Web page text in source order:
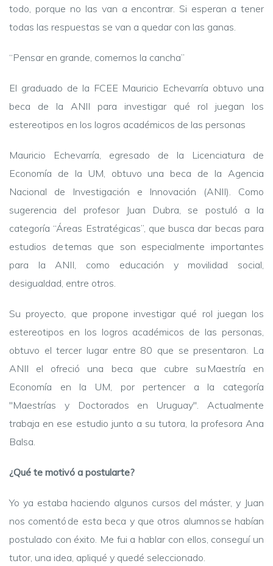
todo, porque no las van a encontrar. Si esperan a tener
todas las respuestas se van a quedar con las ganas.
“Pensar en grande, comernos la cancha”
El graduado de la FCEE Mauricio Echevarría obtuvo una
beca de la ANII para investigar qué rol juegan los
estereotipos en los logros académicos de las personas
Mauricio Echevarría, egresado de la Licenciatura de
Economía de la UM, obtuvo una beca de la Agencia
Nacional de Investigación e Innovación (ANII). Como
sugerencia del profesor Juan Dubra, se postuló a la
categoría “Áreas Estratégicas”, que busca dar becas para
estudios de temas que son especialmente importantes
para la ANII, como educación y movilidad social,
desigualdad, entre otros.
Su proyecto, que propone investigar qué rol juegan los
estereotipos en los logros académicos de las personas,
obtuvo el tercer lugar entre 80 que se presentaron. La
ANII el ofreció una beca que cubre su Maestría en
Economía en la UM, por pertencer a la categoría
"Maestrías y Doctorados en Uruguay". Actualmente
trabaja en ese estudio junto a su tutora, la profesora Ana
Balsa.
¿Qué te motivó a postularte?
Yo ya estaba haciendo algunos cursos del máster, y Juan
nos comentó de esta beca y que otros alumnos se habían
postulado con éxito. Me fui a hablar con ellos, conseguí un
tutor, una idea, apliqué y quedé seleccionado.